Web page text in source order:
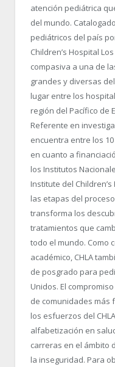
atención pediátrica
del mundo.
pediátricos del país
Children’s Hospital
compasiva a una de
grandes y diversas
lugar entre los
región del Pacífico de
Referente en
encuentra entre los
en cuanto a
los Institutos
Institute del
las etapas del
transforma los
tratamientos que
todo el mundo. Como
académico, CHLA
de posgrado para
Unidos. El
de comunidades más
los esfuerzos del
alfabetización en
carreras en el ámbito
la inseguridad. Para